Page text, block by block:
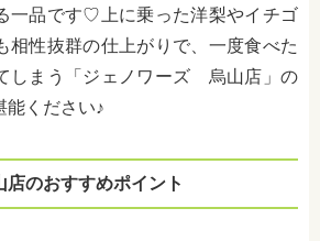
一品です♡上に乗った洋梨やイチゴ
相性抜群の仕上がりで、一度食べた
しまう「ジェノワーズ 烏山店」の
能ください♪
のおすすめポイント